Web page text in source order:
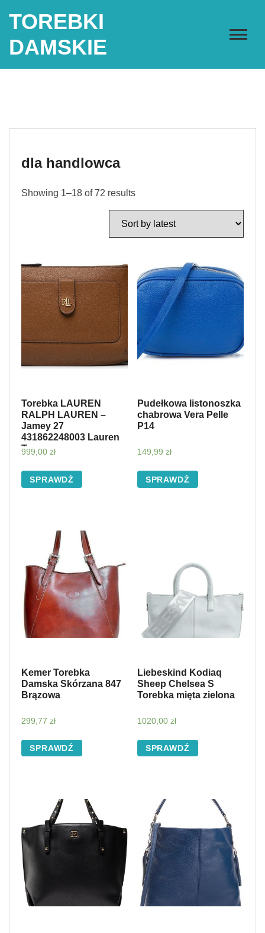
TOREBKI
DAMSKIE
dla handlowca
Showing 1–18 of 72 results
Torebka LAUREN
RALPH LAUREN –
Jamey 27
431862248003 Lauren
Tan
999,00 zł
SPRAWDŹ
Pudełkowa listonoszka
chabrowa Vera Pelle
P14
149,99 zł
SPRAWDŹ
Kemer Torebka
Damska Skórzana 847
Brązowa
299,77 zł
SPRAWDŹ
Liebeskind Kodiaq
Sheep Chelsea S
Torebka mięta zielona
1020,00 zł
SPRAWDŹ